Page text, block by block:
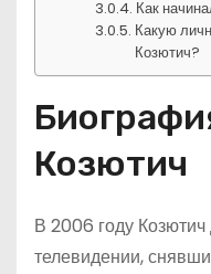
Как
Какую
Козютич?
Козютич
В 2006 году
телевидении,